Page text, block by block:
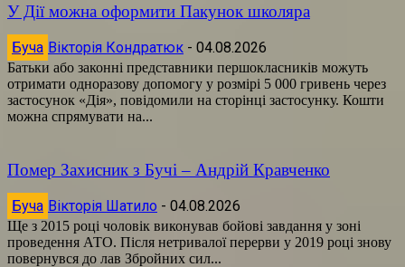
У Дії можна оформити Пакунок школяра
Буча Вікторія Кондратюк - 04.08.2026
Батьки або законні представники першокласників можуть
отримати одноразову допомогу у розмірі 5 000 гривень через
застосунок «Дія», повідомили на сторінці застосунку. Кошти
можна спрямувати на...
Помер Захисник з Бучі – Андрій Кравченко
Буча Вікторія Шатило - 04.08.2026
Ще з 2015 році чоловік виконував бойові завдання у зоні
проведення АТО. Після нетривалої перерви у 2019 році знову
повернувся до лав Збройних сил...